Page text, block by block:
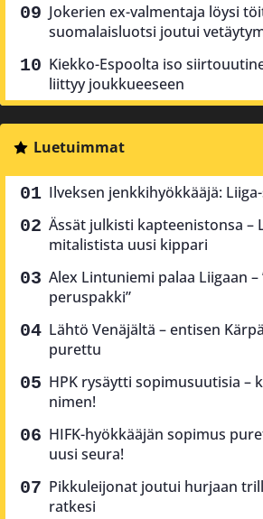
Jokerien ex-valmentaja löysi
suomalaisluotsi joutui
Kiekko-Espoolta iso
liittyy joukkueeseen
Luetuimmat
Ilveksen jenkkihyökkääjä:
Ässät julkisti kapteenistonsa –
mitalistista uusi kippari
Alex Lintuniemi palaa Liigaan
peruspakki”
Lähtö Venäjältä – entisen
purettu
HPK rysäytti sopimusuutisia –
nimen!
HIFK-hyökkääjän sopimus
uusi seura!
Pikkuleijonat joutui hurjaan
ratkesi